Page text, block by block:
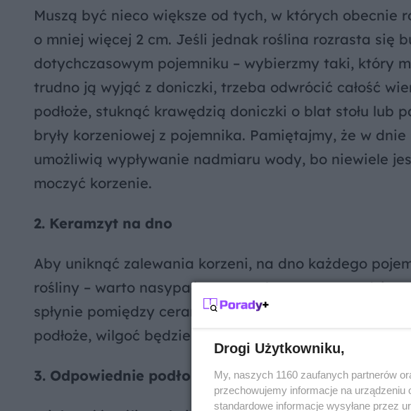
Muszą być nieco większe od tych, w których obecnie
o mniej więcej 2 cm. Jeśli jednak roślina rozrasta się
dotychczasowym pojemniku – wybierzmy taki, który
trudno ją wyjąć z doniczki, trzeba odwrócić całość
podłoże, stuknąć krawędzią doniczki o blat stołu lub
bryły korzeniowej z pojemnika. Pamiętajmy, że w
umożliwią wypływanie nadmiaru wody, bo niewiele
moczyć korzenie.
2. Keramzyt na dno
Aby uniknąć zalewania korzeni, na dno każdego
rośliny – warto nasypać warstwę keramzytu. Będzie
spłynie pomiędzy ceramiczne granule i częściowo w
podłoże, wilgoć będzie do niego stopniowo powracać.
3. Odpowiednie podłoże
Drogi Użytkowniku,
My, naszych 1160 zaufanych partnerów
przechowujemy informacje na
standardowe informacje wysyłane przez